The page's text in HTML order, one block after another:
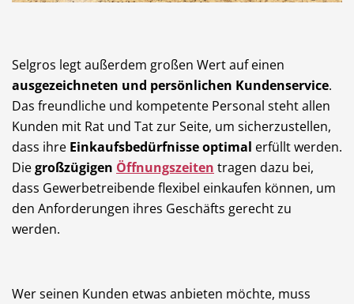
Selgros legt außerdem großen Wert auf einen
ausgezeichneten und persönlichen Kundenservice.
Das freundliche und kompetente Personal steht allen
Kunden mit Rat und Tat zur Seite, um sicherzustellen,
dass ihre Einkaufsbedürfnisse optimal erfüllt werden.
Diegroßzügigen Öffnungszeiten tragen dazu bei,
dass Gewerbetreibende flexibel einkaufen können, um
den Anforderungen ihres Geschäfts gerecht zu
werden.
Wer seinen Kunden etwas anbieten möchte, muss